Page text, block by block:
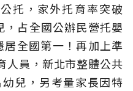
托，家外托育率突破
占全國公辦民營托嬰
全國第一！再加上準
人員，新北市整體公共
兒，另考量家長因特